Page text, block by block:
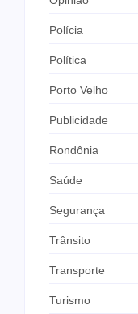
Polícia
Política
Porto Velho
Publicidade
Rondônia
Saúde
Segurança
Trânsito
Transporte
Turismo